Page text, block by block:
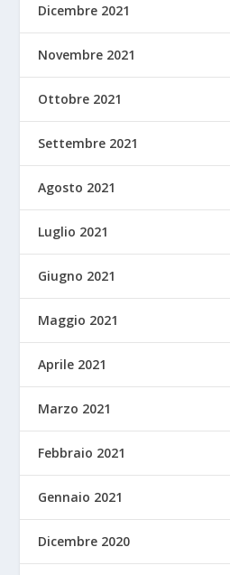
Dicembre 2021
Novembre 2021
Ottobre 2021
Settembre 2021
Agosto 2021
Luglio 2021
Giugno 2021
Maggio 2021
Aprile 2021
Marzo 2021
Febbraio 2021
Gennaio 2021
Dicembre 2020